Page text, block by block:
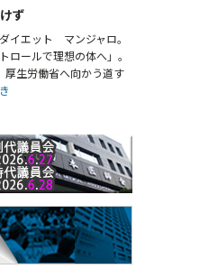
ず
イエット マンジャロ。
ロールで理想の体へ」。
厚生労働省へ向かう道す